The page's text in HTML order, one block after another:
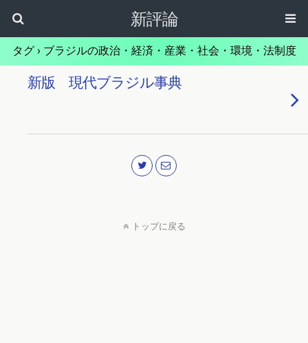
新評論
タグ › ブラジルの政治・経済・産業・社会・環境・法制度
新版 現代ブラジル事典
トップに戻る